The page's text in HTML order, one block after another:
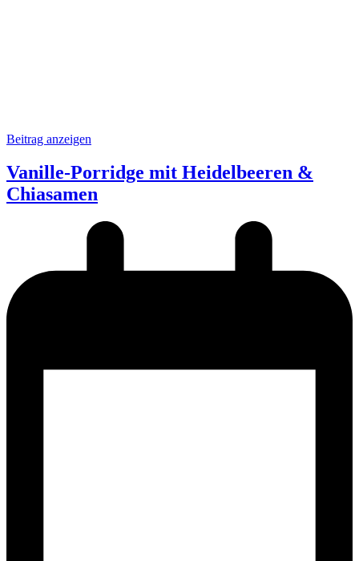
Beitrag anzeigen
Vanille-Porridge mit Heidelbeeren &
Chiasamen